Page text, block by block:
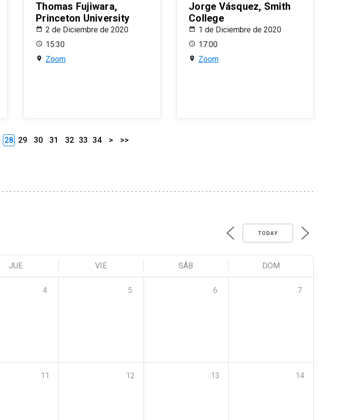
Thomas Fujiwara,
Princeton University
2 de Diciembre de 2020
15:30
Zoom
Jorge Vásquez, Smith
College
1 de Diciembre de 2020
17:00
Zoom
28 29 30 31 32 33 34 > >>
TODAY
JUE VIE SÁB DOM
4 5 6 7
11 12 13 14